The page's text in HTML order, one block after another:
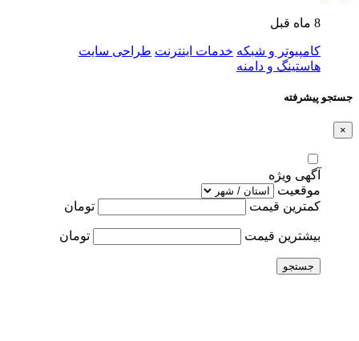
8 ماه قبل
کامپیوتر و شبکه خدمات اینترنت طراحی سایت
هاستینگ و دامنه
جستجو پیشرفته
×
آگهی ویژه
موقعیت
کمترین قیمت
تومان
بیشترین قیمت تومان
جستجو